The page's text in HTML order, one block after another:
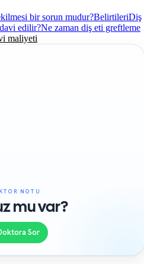
bir sorun mudur?BelirtileriDiş
edilir?Ne zaman diş eti greftleme
maliyeti
NOTU
mu var?
Sor